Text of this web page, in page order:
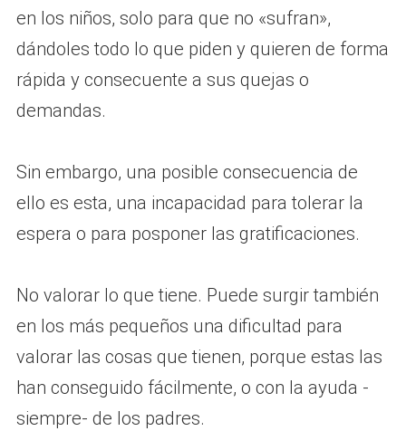
en los niños, solo para que no «sufran»,
dándoles todo lo que piden y quieren de forma
rápida y consecuente a sus quejas o
demandas.
Sin embargo, una posible consecuencia de
ello es esta, una incapacidad para tolerar la
espera o para posponer las gratificaciones.
No valorar lo que tiene. Puede surgir también
en los más pequeños una dificultad para
valorar las cosas que tienen, porque estas las
han conseguido fácilmente, o con la ayuda -
siempre- de los padres.